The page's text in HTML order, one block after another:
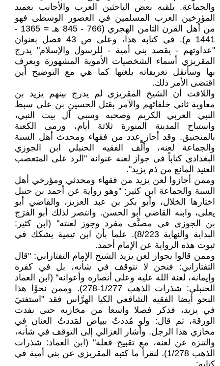
والجماعة. يلقبه بعض الباحثين العرب والأجانب بعميد
المؤرخين العرب المسلمين في العصور الوسطى فهو
من أهل القرن الثامن الهجري (766 - 845 هـ = 1365 -
1441 م). في كتابه هذا، وعلى ص 43 فصل بعنوان
"عداوتهم - يقصد بني أمية - للرسول والإسلام" يدرج
المقريزي أسماء الشخصيات الأموية المشهورة ويعرف
بها وسأنقل تعريفاته بلغتها كما هي مع التوضيح أين
اقتضى الأمر ذلك.
واللافت أن الشيخ المقريزي لم يدرج بينهم يزيد بن
معاوية ثاني خلفائهم والآمر بقتل الحسين بن علي سبط
النبي العربي الكريم وصحبه وسبي آل بيت النبي،
واستباح المدينة المنورة ثلاثة أيام، ورمى الكعبة
بالمنجنيق. وقد أجاز عدد من فقهاء ومحدث أهل السنة
والجماعة لعنه، وألَّف الفقيه الحنبلي ابن الجوزي
البغدادي كتاباً في جواز لعنه عنوانه "الرد على المتعصب
العنيد المانع من ذم يزيد".
وممن أجازوا لعن يزيد من فقهاء ومحدثي ومؤرخي أهل
السنة والجماعة ابن كثير: "وهو رواية عن أحمد بن حنبل
اختارها الخلال، وأبو بكر بن عبد العزيز، والقاضي أبو
يعلى، وابنه القاضي أبو الحسن. وانتصر لذلك أبو الفرَج
بن الجوزي في مصنَّف مفرد وجوز لعنته" (ابن كثير:
البداية والنهاية 8/223). علما بأن ابن تيمية يشكك في
ثبوت هذه الرواية عن الإمام أحمد.
وممن قالوا بجواز لعن يزيد الشيخ الإمام التفتازاني: "قال
التفتازاني: فنحن لا نتوقف في شأنه، بل في كفره
وإيمانه، لعنة الله عليه وعلى أنصاره وأعوانه" (ابن العماد
الحنبلي: شذرات الذهب 1/277-278). وممن نحوْا هذا
النحو أيضا الفقيه الشافعي الكيا الهرَّاس فقد "استفتيَ
في يزيد، فذكر فصلا واسعا من مخازيه حتى نفدت
الورقة، ثم قال: ولو مُددتُ ببياض لمَددتُ العنان في
مخازي هذا الرجل. وأشار الغزالي إلى التوقف في شأنه،
والتنزه عن لعنه، مع تقبيح فعله" (ابن العماد: شذرات
الذهب 1/278). لنقرأ ما كتبه المقريزي عن بني أمية في